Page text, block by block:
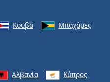
Κούβα
Μπαχάμες
Αλβανία Κύπρος